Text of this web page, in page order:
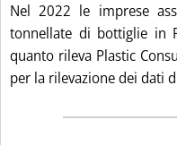
Nel 2022 le imprese
tonnellate di bottiglie in
quanto rileva Plastic
per la rilevazione dei dati